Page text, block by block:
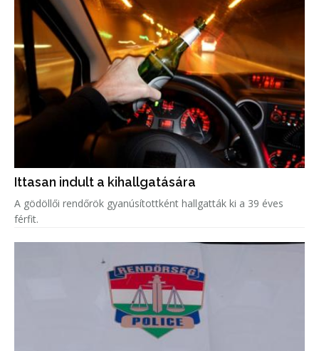
Ittasan indult a kihallgatására
A gödöllői rendőrök gyanúsítottként hallgatták ki a 39 éves
férfit.